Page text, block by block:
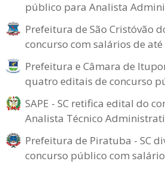
público para Analista
Prefeitura de São Cristóvão
concurso com salários de até
Prefeitura e Câmara de
quatro editais de concurso
SAPE - SC retifica edital do
Analista Técnico
Prefeitura de Piratuba - SC
concurso público com